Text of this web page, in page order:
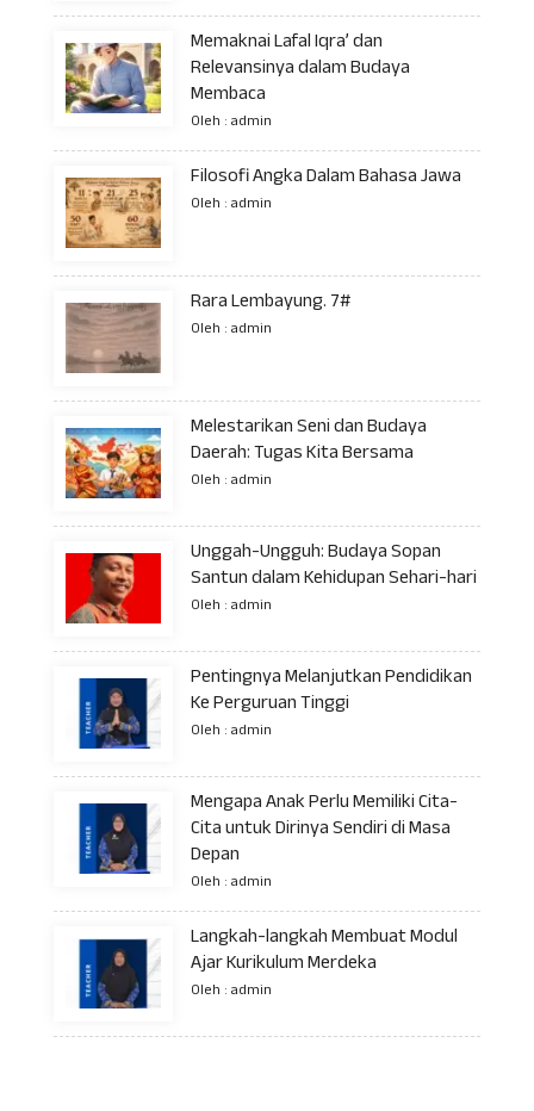
Memaknai Lafal Iqra’ dan
Relevansinya dalam Budaya
Membaca
Oleh : admin
Filosofi Angka Dalam Bahasa Jawa
Oleh : admin
Rara Lembayung. 7#
Oleh : admin
Melestarikan Seni dan Budaya
Daerah: Tugas Kita Bersama
Oleh : admin
Unggah-Ungguh: Budaya Sopan
Santun dalam Kehidupan Sehari-hari
Oleh : admin
Pentingnya Melanjutkan Pendidikan
Ke Perguruan Tinggi
Oleh : admin
Mengapa Anak Perlu Memiliki Cita-
Cita untuk Dirinya Sendiri di Masa
Depan
Oleh : admin
Langkah-langkah Membuat Modul
Ajar Kurikulum Merdeka
Oleh : admin